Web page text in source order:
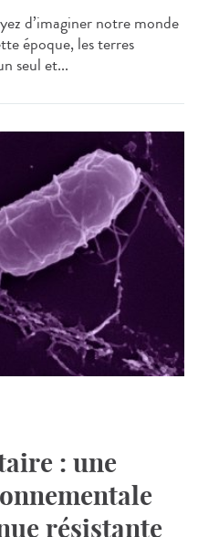
d’imaginer notre monde
époque, les terres
seul et...
: une
résistante